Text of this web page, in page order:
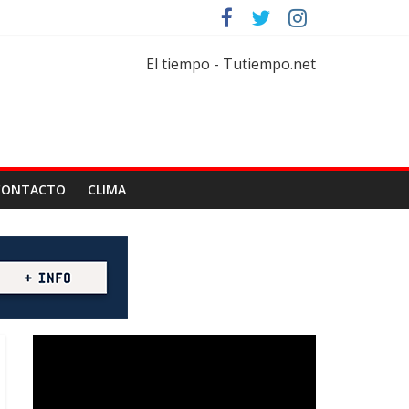
El tiempo - Tutiempo.net
CLIMA